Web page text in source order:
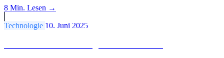
8 Min. Lesen →
Technologie 10. Juni 2025